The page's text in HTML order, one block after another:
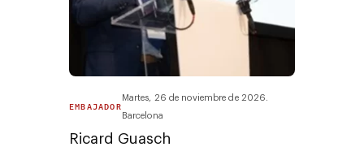
EMBAJADOR
Martes, 26 de noviembre de 2026.
Barcelona
Ricard Guasch